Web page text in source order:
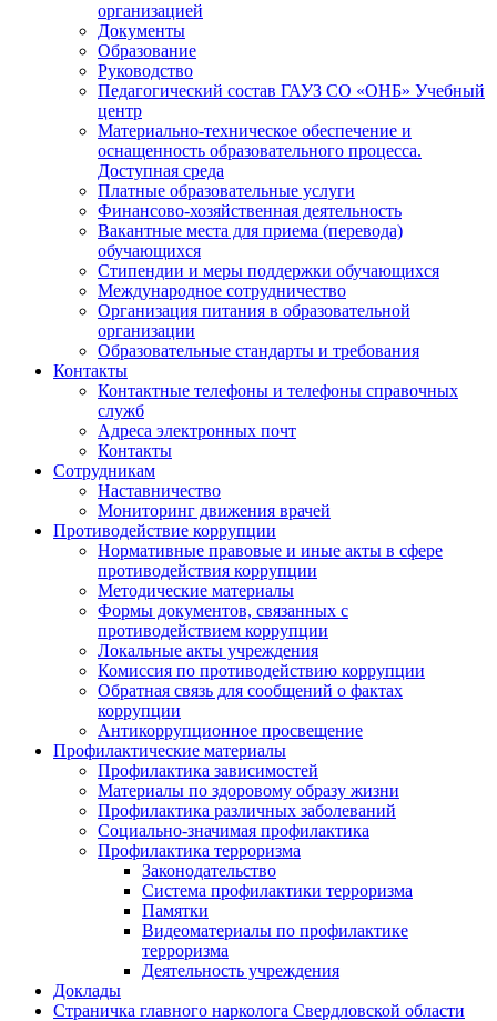
организацией
Документы
Образование
Руководство
Педагогический состав ГАУЗ СО «ОНБ» Учебный
центр
Материально-техническое обеспечение и
оснащенность образовательного процесса.
Доступная среда
Платные образовательные услуги
Финансово-хозяйственная деятельность
Вакантные места для приема (перевода)
обучающихся
Стипендии и меры поддержки обучающихся
Международное сотрудничество
Организация питания в образовательной
организации
Образовательные стандарты и требования
Контакты
Контактные телефоны и телефоны справочных
служб
Адреса электронных почт
Контакты
Сотрудникам
Наставничество
Мониторинг движения врачей
Противодействие коррупции
Нормативные правовые и иные акты в сфере
противодействия коррупции
Методические материалы
Формы документов, связанных с
противодействием коррупции
Локальные акты учреждения
Комиссия по противодействию коррупции
Обратная связь для сообщений о фактах
коррупции
Антикоррупционное просвещение
Профилактические материалы
Профилактика зависимостей
Материалы по здоровому образу жизни
Профилактика различных заболеваний
Социально-значимая профилактика
Профилактика терроризма
Законодательство
Система профилактики терроризма
Памятки
Видеоматериалы по профилактике
терроризма
Деятельность учреждения
Доклады
Страничка главного нарколога Свердловской области